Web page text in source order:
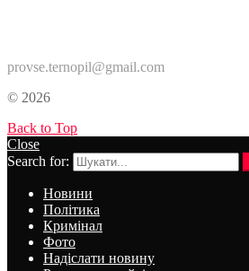
provse.ternopil@gmail.com
© 2026
Back to Top
Close
Search for:
Новини
Політика
Кримінал
Фото
Надіслати новину